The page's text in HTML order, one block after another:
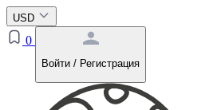
USD
0
Войти / Регистрация